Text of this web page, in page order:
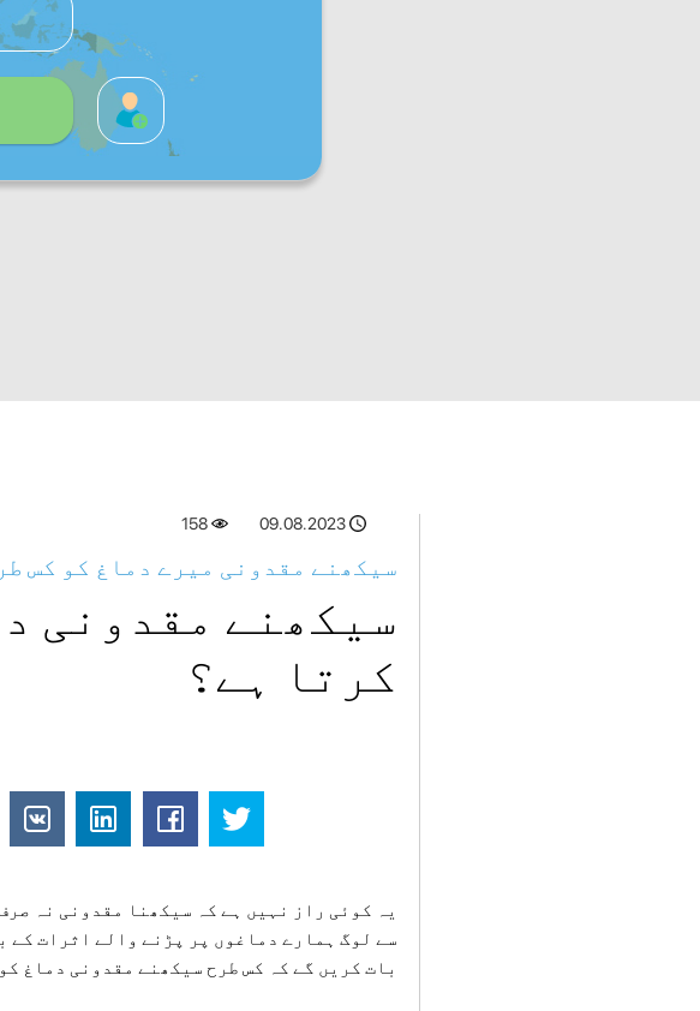
09.08.2023
158
سیکھنے مقدونی میرے دماغ کو کس
سیکھنے مقدونی
کرتا ہے؟
یہ کوئی راز نہیں ہے کہ سیکھنا مقدونی نہ
سے لوگ ہمارے دماغوں پر پڑنے والے اثرات کے
بات کریں گے کہ کس طرح سیکھنے مقدونی دماغ